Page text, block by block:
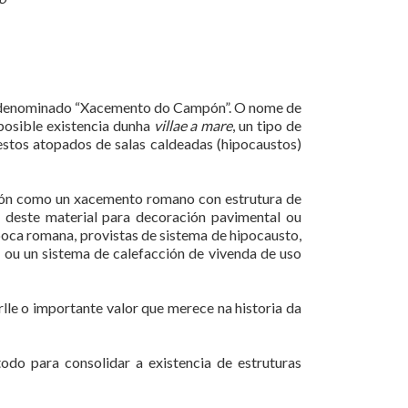
“Xacemento do Campón”. O nome de
existencia dunha villae a mare, un tipo de
atopados de salas caldeadas (hipocaustos)
como un xacemento romano con estrutura de
material para decoración pavimental ou
romana, provistas de sistema de hipocausto,
un sistema de calefacción de vivenda de uso
o importante valor que merece na historia da
para consolidar a existencia de estruturas